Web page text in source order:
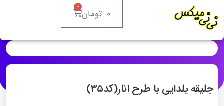
۰ تومان ۰
جلیقه یلدایی با طرح انار(کد۳۵)